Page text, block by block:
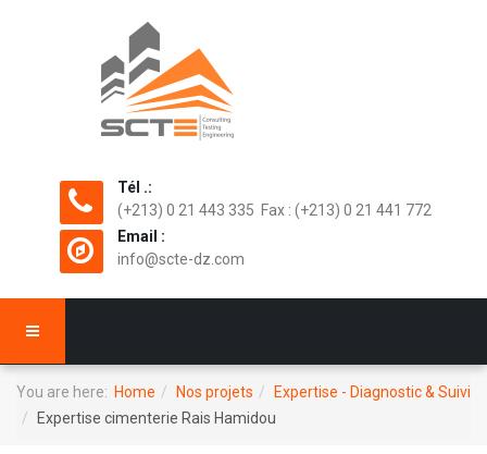
Tél .:
(+213) 0 21 443 335 Fax : (+213) 0 21 441 772
Email :
info@scte-dz.com
You are here: Home Nos projets
Expertise - Diagnostic & Suivi
Expertise cimenterie Rais Hamidou